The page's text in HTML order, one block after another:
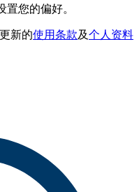
置您的偏好。
新的使用条款及个人资料